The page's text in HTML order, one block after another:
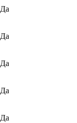
Да
Да
Да
Да
Да